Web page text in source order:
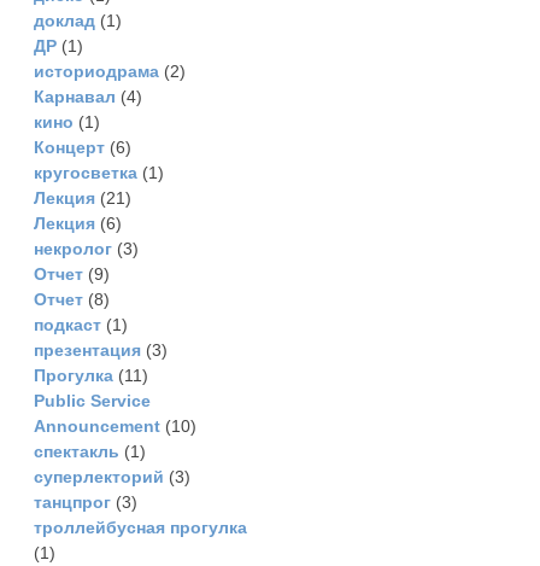
доклад (1)
ДР (1)
историодрама (2)
Карнавал (4)
кино (1)
Концерт (6)
кругосветка (1)
Лекция (21)
Лекция (6)
некролог (3)
Отчет (9)
Отчет (8)
подкаст (1)
презентация (3)
Прогулка (11)
Рublic Service
Announcement (10)
спектакль (1)
суперлекторий (3)
танцпрог (3)
троллейбусная прогулка
(1)